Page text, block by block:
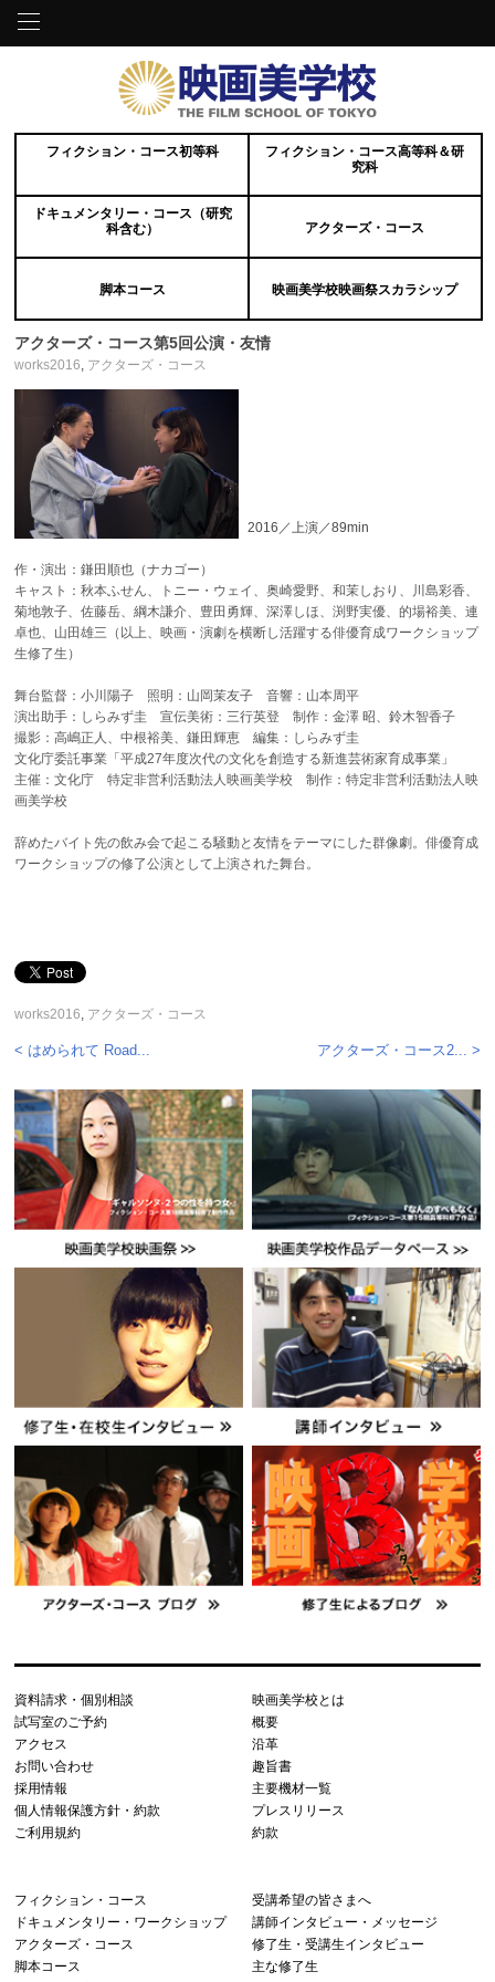
フィクション・コース初等科
フィクション・コース高等科＆研
究科
ドキュメンタリー・コース（研究
科含む）
アクターズ・コース
脚本コース 映画美学校映画祭スカラシップ
アクターズ・コース第5回公演・友情
works2016 アクターズ・コース
2016／上演／89min
作・演出：鎌田順也（ナカゴー）
キャスト：秋本ふせん、トニー・ウェイ、奥崎愛野、和茉しおり、川島彩香、
菊地敦子、佐藤岳、綱木謙介、豊田勇輝、深澤しほ、渕野実優、的場裕美、連
卓也、山田雄三（以上、映画・演劇を横断し活躍する俳優育成ワークショップ
生修了生）
舞台監督：小川陽子 照明：山岡茉友子 音響：山本周平
演出助手：しらみず圭 宣伝美術：三行英登 制作：金澤 昭、鈴木智香子
撮影：高嶋正人、中根裕美、鎌田輝恵編集：しらみず圭
文化庁委託事業「平成27年度次代の文化を創造する新進芸術家育成事業」
主催：文化庁 特定非営利活動法人映画美学校 制作：特定非営利活動法人映
画美学校
辞めたバイト先の飲み会で起こる騒動と友情をテーマにした群像劇。俳優育成
ワークショップの修了公演として上演された舞台。
works2016, アクターズ・コース
< はめられて Road... アクターズ・コース2... >
資料請求・個別相談
試写室のご予約
アクセス
お問い合わせ
採用情報
個人情報保護方針・約款
ご利用規約
映画美学校とは
概要
沿革
趣旨書
主要機材一覧
プレスリリース
約款
フィクション・コース
ドキュメンタリー・ワークショップ
アクターズ・コース
脚本コース
受講希望の皆さまへ
講師インタビュー・メッセージ
修了生・受講生インタビュー
主な修了生